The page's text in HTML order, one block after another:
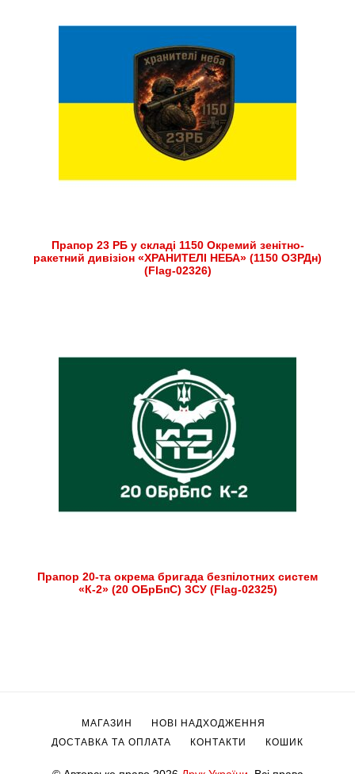
Прапор 23 РБ у складі 1150 Окремий зенітно-
ракетний дивізіон «ХРАНИТЕЛІ НЕБА» (1150 ОЗРДн)
(Flag-02326)
Прапор 20-та окрема бригада безпілотних систем
«К-2» (20 ОБрБпС) ЗСУ (Flag-02325)
МАГАЗИН
НОВІ НАДХОДЖЕННЯ
ДОСТАВКА ТА ОПЛАТА
КОНТАКТИ КОШИК